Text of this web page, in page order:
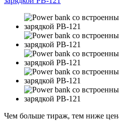
Чем больше тираж, тем ниже